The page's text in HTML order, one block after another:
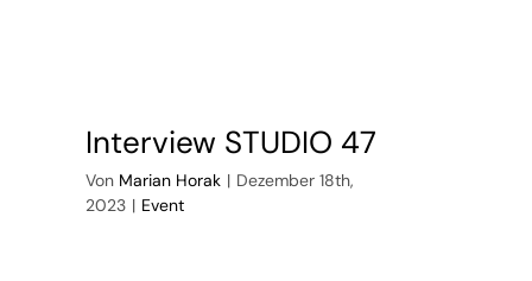
Interview STUDIO 47
Von Marian Horak | Dezember 18th,
2023 | Event